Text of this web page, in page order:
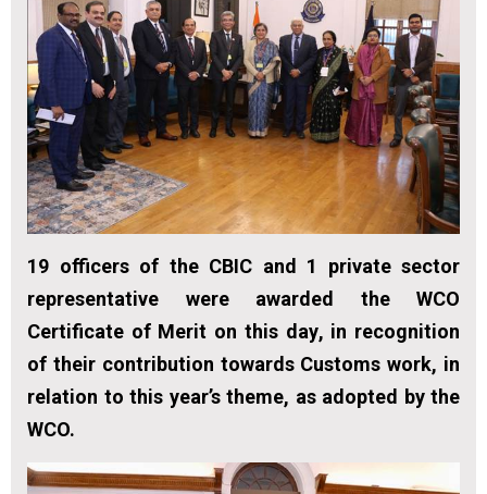
19 officers of the CBIC and 1 private sector
representative were awarded the WCO
Certificate of Merit on this day, in recognition
of their contribution towards Customs work, in
relation to this year’s theme, as adopted by the
WCO.